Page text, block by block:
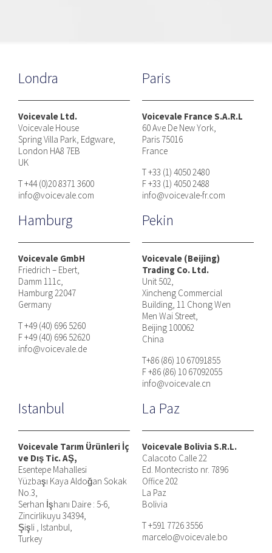
Londra
Voicevale Ltd.
Voicevale House
Spring Villa Park, Edgware,
London HA8 7EB
UK
T +44 (0)20 8371 3600
info@voicevale.com
Paris
Voicevale France S.A.R.L
60 Ave De New York,
Paris 75016
France
T +33 (1) 4050 2480
F +33 (1) 4050 2488
info@voicevale-fr.com
Hamburg
Voicevale GmbH
Friedrich – Ebert,
Damm 111c,
Hamburg 22047
Germany
T +49 (40) 696 5260
F +49 (40) 696 52620
info@voicevale.de
Pekin
Voicevale (Beijing)
Trading Co. Ltd.
Unit 502,
Xincheng Commercial
Building, 11 Chong Wen
Men Wai Street,
Beijing 100062
China
T+86 (86) 10 67091855
F +86 (86) 10 67092055
info@voicevale.cn
Istanbul
Voicevale Tarım Ürünleri İç
ve Dış Tic. AŞ,
Esentepe Mahallesi
Yüzbaşı Kaya Aldoğan Sokak
No.3,
Serhan İşhanı Daire : 5-6,
Zincirlikuyu 34394,
Şişli , Istanbul,
Turkey
La Paz
Voicevale Bolivia S.R.L.
Calacoto Calle 22
Ed. Montecristo nr. 7896
Office 202
La Paz
Bolivia
T +591 7726 3556
marcelo@voicevale.bo